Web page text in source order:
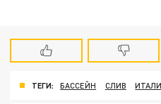
ТЕГИ: БАССЕЙН СЛИВ